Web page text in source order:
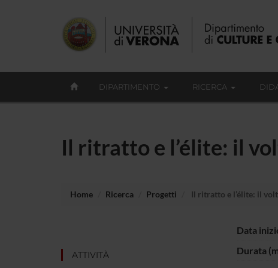
DIPARTIMENTO RICERCA
Il ritratto e l’élite: il
Home Ricerca Progetti Il ritratto e l’élite: il
ATTIVITÀ
Data
Durata